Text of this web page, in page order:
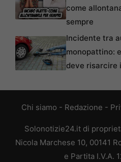
come
sempre
Incidente tra
monopattino:
deve risarcire
Chi siamo - Redazione -
Solonotizie24.it di
Nicola Marchese 10, 00141
e Partita I.V.A.